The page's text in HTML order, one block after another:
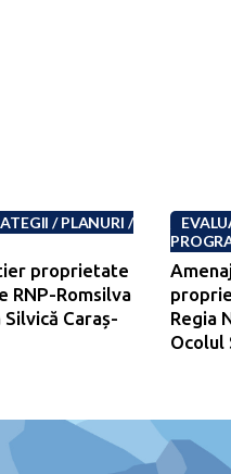
/ PLANURI /
proprietate
RNP-Romsilva
Caraș-
Regia
Ocolul